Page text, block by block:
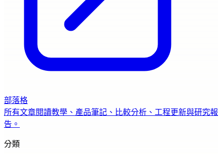
部落格
所有文章閱讀教學、產品筆記、比較分析、工程更新與研究報
告。
分類